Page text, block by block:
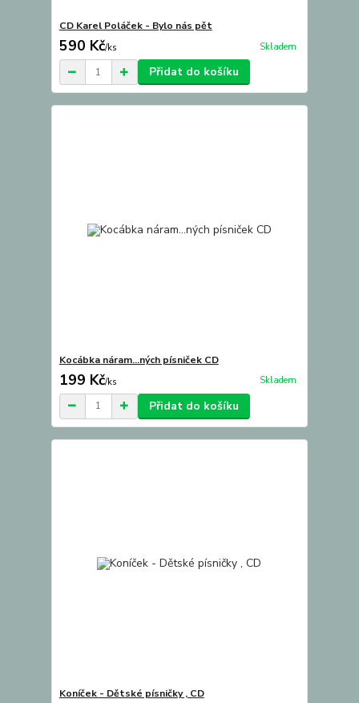
CD Karel Poláček - Bylo nás pět
590 Kč/ks Skladem
Přidat do košíku
Kocábka náram...ných písniček CD
199 Kč/ks Skladem
Přidat do košíku
Koníček - Dětské písničky , CD